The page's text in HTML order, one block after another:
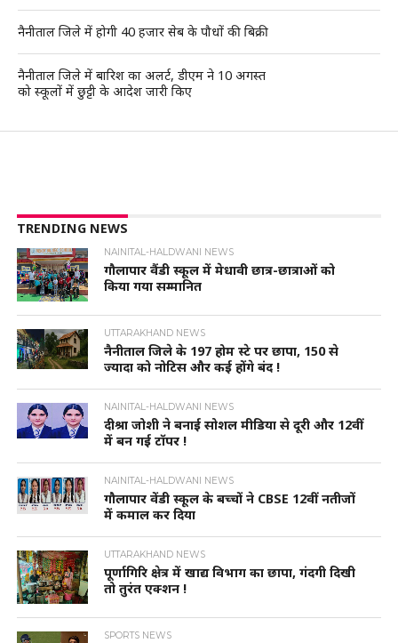
नैनीताल जिले में होगी 40 हजार सेब के पौधों की बिक्री
नैनीताल जिले में बारिश का अलर्ट, डीएम ने 10 अगस्त
को स्कूलों में छुट्टी के आदेश जारी किए
TRENDING NEWS
NAINITAL-HALDWANI NEWS
गौलापार वैंडी स्कूल में मेधावी छात्र-छात्राओं को
किया गया सम्मानित
UTTARAKHAND NEWS
नैनीताल जिले के 197 होम स्टे पर छापा, 150 से
ज्यादा को नोटिस और कई होंगे बंद !
NAINITAL-HALDWANI NEWS
दीश्रा जोशी ने बनाई सोशल मीडिया से दूरी और 12वीं
में बन गई टॉपर !
NAINITAL-HALDWANI NEWS
गौलापार वेंडी स्कूल के बच्चों ने CBSE 12वीं नतीजों
में कमाल कर दिया
UTTARAKHAND NEWS
पूर्णागिरि क्षेत्र में खाद्य विभाग का छापा, गंदगी दिखी
तो तुरंत एक्शन !
SPORTS NEWS